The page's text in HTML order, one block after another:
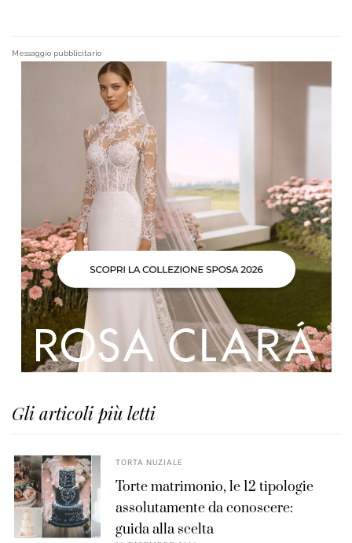
Messaggio pubblicitario
Gli articoli più letti
TORTA NUZIALE
Torte matrimonio, le 12 tipologie
assolutamente da conoscere:
guida alla scelta